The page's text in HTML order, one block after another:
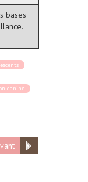
bases
canine